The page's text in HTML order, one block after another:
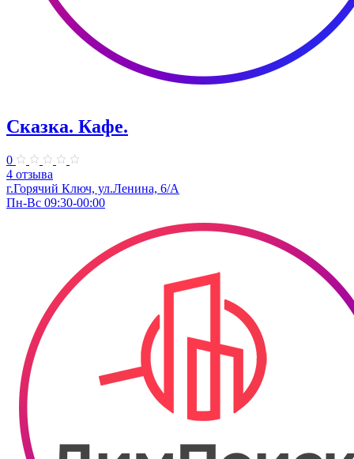
Сказка. Кафе.
0
4 отзыва
г.Горячий Ключ, ул.Ленина, 6/А
Пн-Вс 09:30-00:00